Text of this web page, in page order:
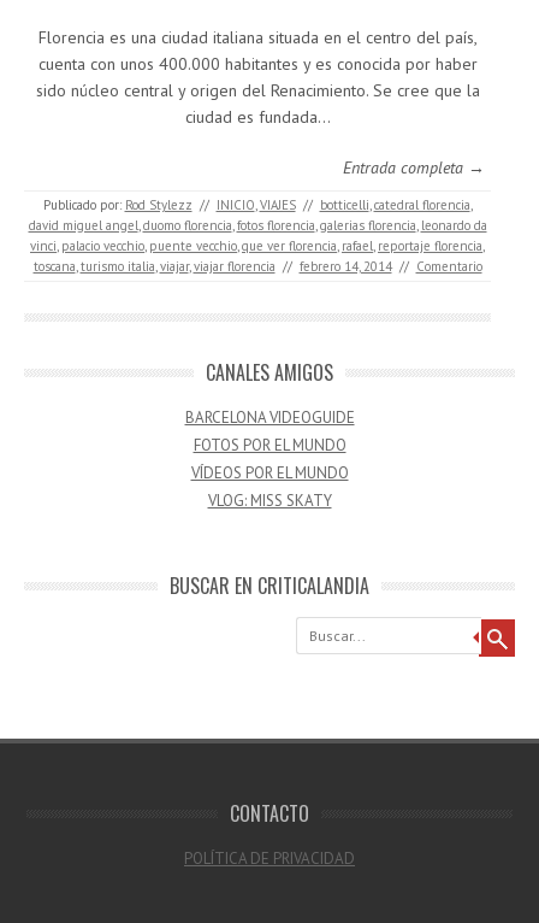
Florencia es una ciudad italiana situada en el centro del país,
cuenta con unos 400.000 habitantes y es conocida por haber
sido núcleo central y origen del Renacimiento. Se cree que la
ciudad es fundada…
Entrada completa →
Publicado por: Rod Stylezz // INICIO,VIAJES // botticelli,catedral florencia,
david miguel angel,duomo florencia,fotos florencia,galerias florencia, leonardo da
vinci, palacio vecchio, puente vecchio,que ver florencia, rafael, reportaje florencia,
toscana,turismo italia,viajar,viajar florencia // febrero 14, 2014 // Comentario
CANALES AMIGOS
BARCELONA VIDEOGUIDE
FOTOS POR EL MUNDO
VÍDEOS POR EL MUNDO
VLOG: MISS SKATY
BUSCAR EN CRITICALANDIA
Buscar
CONTACTO
POLÍTICA DE PRIVACIDAD